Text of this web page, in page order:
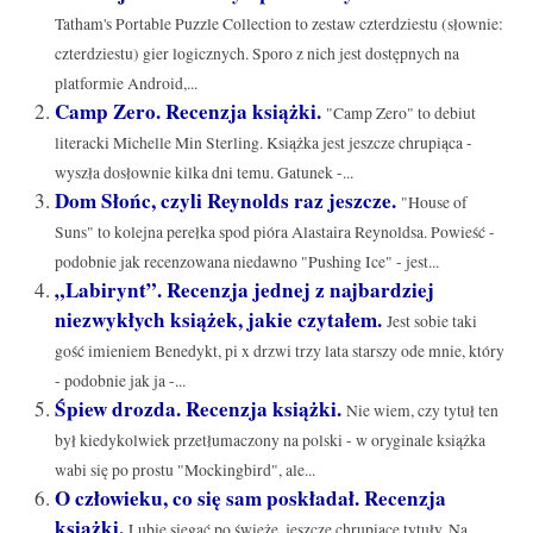
Tatham's Portable Puzzle Collection to zestaw czterdziestu (słownie:
czterdziestu) gier logicznych. Sporo z nich jest dostępnych na
platformie Android,...
Camp Zero. Recenzja książki. "Camp Zero" to debiut
literacki Michelle Min Sterling. Książka jest jeszcze chrupiąca -
wyszła dosłownie kilka dni temu. Gatunek -...
Dom Słońc, czyli Reynolds raz jeszcze. "House of
Suns" to kolejna perełka spod pióra Alastaira Reynoldsa. Powieść -
podobnie jak recenzowana niedawno "Pushing Ice" - jest...
„Labirynt”. Recenzja jednej z najbardziej
niezwykłych książek, jakie czytałem. Jest sobie taki
gość imieniem Benedykt, pi x drzwi trzy lata starszy ode mnie, który
- podobnie jak ja -...
Śpiew drozda. Recenzja książki. Nie wiem, czy tytuł ten
był kiedykolwiek przetłumaczony na polski - w oryginale książka
wabi się po prostu "Mockingbird", ale...
O człowieku, co się sam poskładał. Recenzja